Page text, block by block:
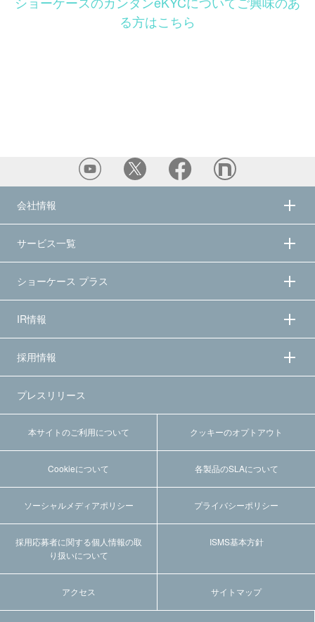
る方はこちら
会社情報
サービス一覧
ショーケース プラス
IR情報
採用情報
プレスリリース
本サイトのご利用について クッキーのオプトアウト
Cookieについて 各製品のSLAについて
ソーシャルメディアポリシー プライバシーポリシー
採用応募者に関する個人情報の取
り扱いについて
ISMS基本方針
アクセス サイトマップ